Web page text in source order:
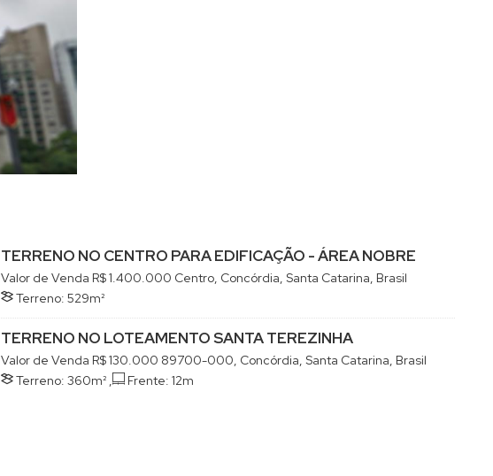
TERRENO NO CENTRO PARA EDIFICAÇÃO - ÁREA NOBRE
R$1.400.000
Valor de Venda
Centro, Concórdia, Santa Catarina, Brasil
Terreno: 529m²
TERRENO NO LOTEAMENTO SANTA TEREZINHA
R$130.000
Valor de Venda
89700-000, Concórdia, Santa Catarina, Brasil
Terreno: 360m² , Frente: 12m